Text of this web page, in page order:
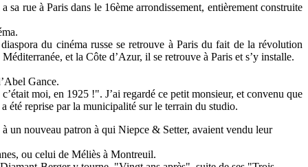
rue à Paris dans le 16ème arrondissement, entièrement construite
du cinéma russe se retrouve à Paris du fait de la révolution
et la Côte d’Azur, il se retrouve à Paris et s’y installe.
Gance.
moi, en 1925 !". J’ai regardé ce petit monsieur, et convenu que
été reprise par la municipalité sur le terrain du studio.
un nouveau patron à qui Niepce & Setter, avaient vendu leur
ou celui de Méliès à Montreuil.